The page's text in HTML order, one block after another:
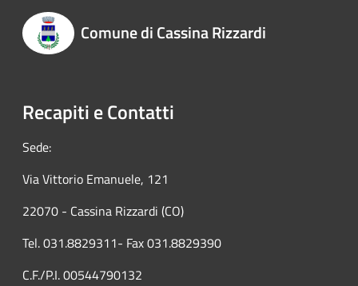
Comune di Cassina Rizzardi
Recapiti e Contatti
Sede:
Via Vittorio Emanuele, 121
22070 - Cassina Rizzardi (CO)
Tel. 031.8829311- Fax 031.8829390
C.F./P.I. 00544790132